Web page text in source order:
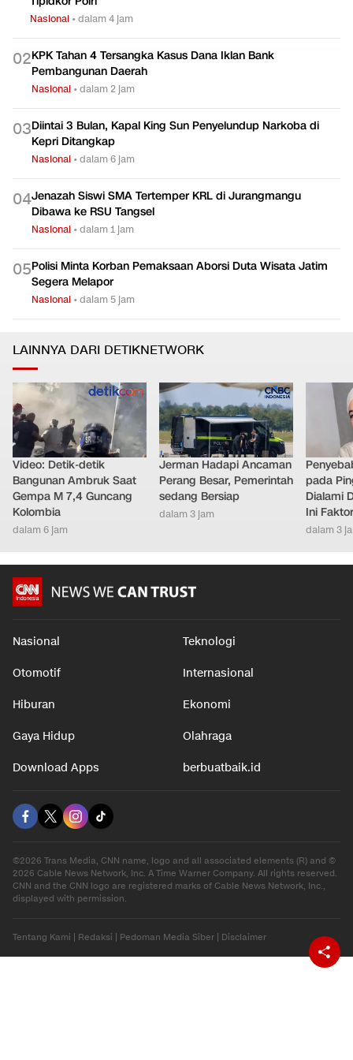
Nasional •dalam 4 jam
02KPK Tahan 4 Tersangka Kasus Dana Iklan Bank
Pembangunan Daerah
Nasional •dalam 2 jam
03Diintai 3 Bulan, Kapal King Sun Penyelundup Narkoba di
Kepri Ditangkap
Nasional •dalam 6 jam
04Jenazah Siswi SMA Tertemper KRL di Jurangmangu
Dibawa ke RSU Tangsel
Nasional •dalam 1 jam
05Polisi Minta Korban Pemaksaan Aborsi Duta Wisata Jatim
Segera Melapor
Nasional •dalam 5 jam
LAINNYA DARI DETIKNETWORK
Video: Detik-detik
Bangunan Ambruk Saat
Gempa M 7,4 Guncang
Kolombia
dalam 6 jam
Jerman Hadapi Ancaman
Perang Besar, Pemerintah
sedang Bersiap
dalam 3 jam
pada
Dialami
Ini
dalam 3
Nasional Teknologi
Otomotif Internasional
Hiburan Ekonomi
Gaya Hidup Olahraga
Download Apps berbuatbaik.id
©2026 Trans Media, CNN name, logo and all associated elements (R) and ©
2026 Cable News Network, Inc. A Time Warner Company. All rights reserved.
CNN and the CNN logo are registered marks of Cable News Network, Inc.,
displayed with permission.
Tentang Kami Redaksi Pedoman Media Siber Disclaimer